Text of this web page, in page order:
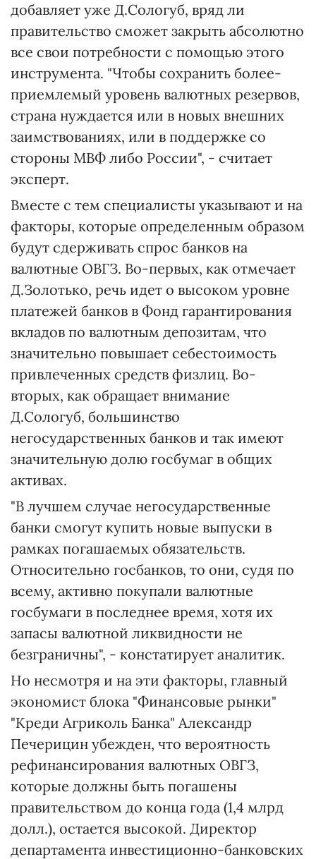
добавляет уже Д.Сологуб, вряд ли
правительство сможет закрыть абсолютно
все свои потребности с помощью этого
инструмента. "Чтобы сохранить более-
приемлемый уровень валютных резервов,
страна нуждается или в новых внешних
заимствованиях, или в поддержке со
стороны МВФ либо России", - считает
эксперт.
Вместе с тем специалисты указывают и на
факторы, которые определенным образом
будут сдерживать спрос банков на
валютные ОВГЗ. Во-первых, как отмечает
Д.Золотько, речь идет о высоком уровне
платежей банков в Фонд гарантирования
вкладов по валютным депозитам, что
значительно повышает себестоимость
привлеченных средств физлиц. Во-
вторых, как обращает внимание
Д.Сологуб, большинство
негосударственных банков и так имеют
значительную долю госбумаг в общих
активах.
"В лучшем случае негосударственные
банки смогут купить новые выпуски в
рамках погашаемых обязательств.
Относительно госбанков, то они, судя по
всему, активно покупали валютные
госбумаги в последнее время, хотя их
запасы валютной ликвидности не
безграничны", - констатирует аналитик.
Но несмотря и на эти факторы, главный
экономист блока "Финансовые рынки"
"Креди Агриколь Банка" Александр
Печерицин убежден, что вероятность
рефинансирования валютных ОВГЗ,
которые должны быть погашены
правительством до конца года (1,4 млрд
долл.), остается высокой. Директор
департамента инвестиционно-банковских